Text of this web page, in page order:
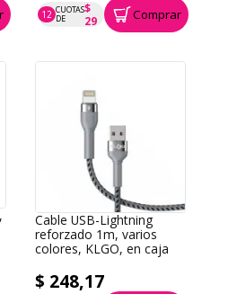
12 CUOTAS
DE
$
29
P.T.F. $ 350 Comprar
Cable USB-Lightning
reforzado 1m, varios
colores, KLGO, en caja
$ 248,17